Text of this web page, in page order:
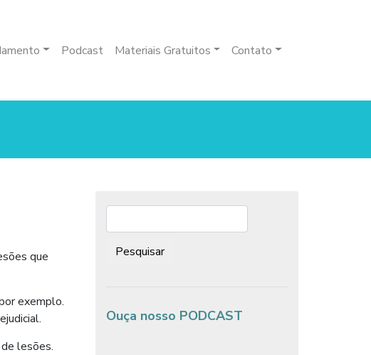
Podcast Materiais Gratuitos Contato
que
exemplo.
lesões.
Pesquisar:
Ouça nosso PODCAST